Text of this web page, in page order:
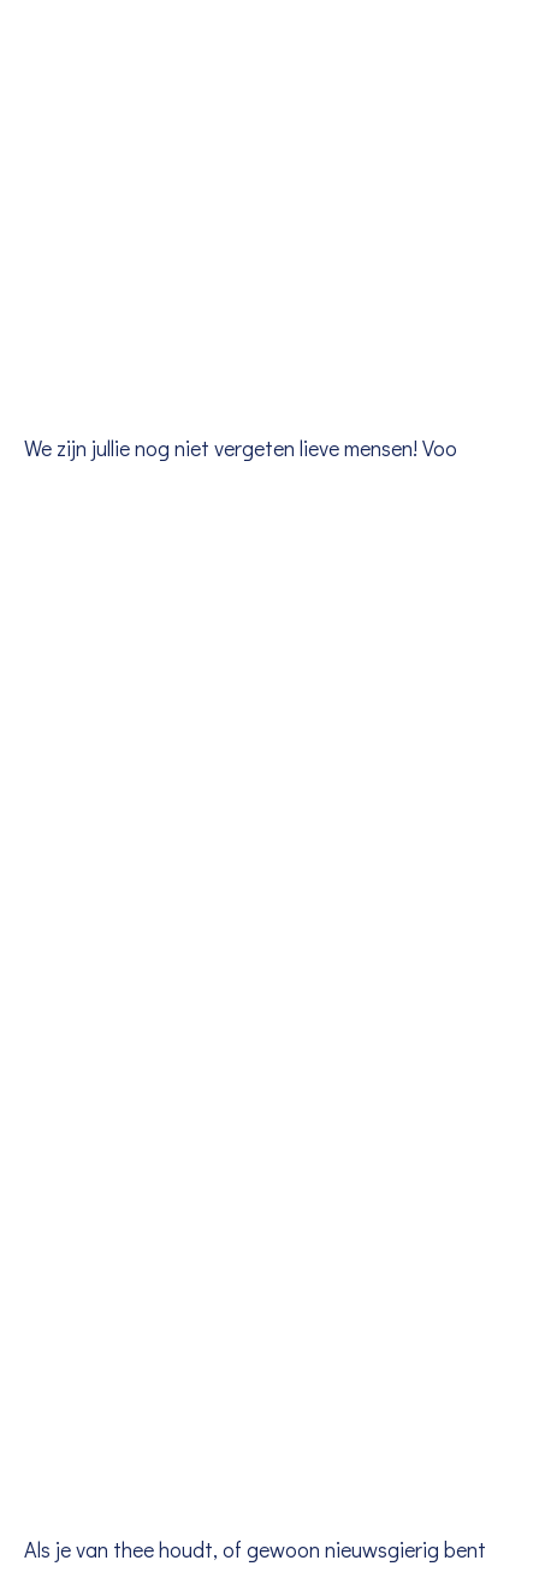
We zijn jullie nog niet vergeten lieve mensen! Voo
Als je van thee houdt, of gewoon nieuwsgierig bent